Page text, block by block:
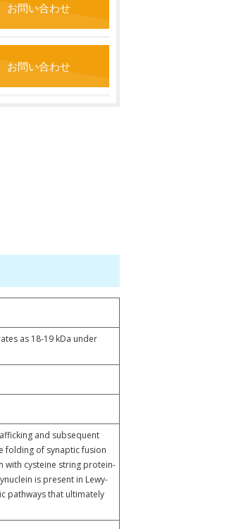
お問い合わせ
お問い合わせ
as 18-19 kDa under
and subsequent
folding of synaptic fusion
with cysteine string protein-
is present in Lewy-
pathways that ultimately